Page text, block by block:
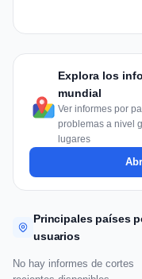
Explora los
mundial
Ver informes por
problemas a nivel
lugares
Principales países
usuarios
No hay informes de cortes